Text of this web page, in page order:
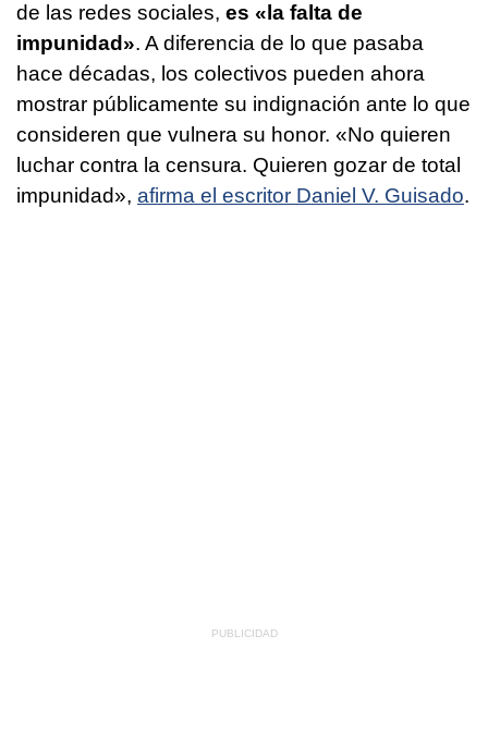
de las redes sociales, es «la falta de
impunidad». A diferencia de lo que pasaba
hace décadas, los colectivos pueden ahora
mostrar públicamente su indignación ante lo que
consideren que vulnera su honor. «No quieren
luchar contra la censura. Quieren gozar de total
impunidad», afirma el escritor Daniel V. Guisado.